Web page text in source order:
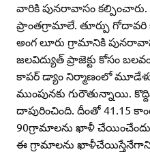
వారికి పునరావాసం కల్పించారు.
ప్రాంతగ్రామాలే. తూర్పు
అంగ లూరు గ్రామానికి
జలవిద్యుత్‌ ప్రాజెక్టు కోసం
కాపర్‌ డ్యాం నిర్మాణంలో
ముంపునకు గురౌతున్నాయి.
దాపురించింది. దీంతో 41.15
90గ్రామాలను ఖాళీ
ఈ గ్రామాలను ఖాళీచేయిస్తేనేగాని